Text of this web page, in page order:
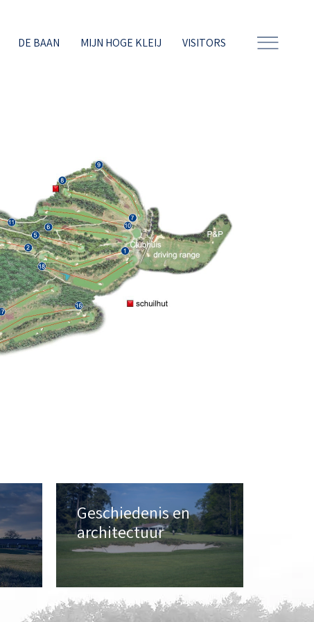
DE BAAN MIJN HOGE KLEIJ VISITORS
Geschiedenis en
architectuur